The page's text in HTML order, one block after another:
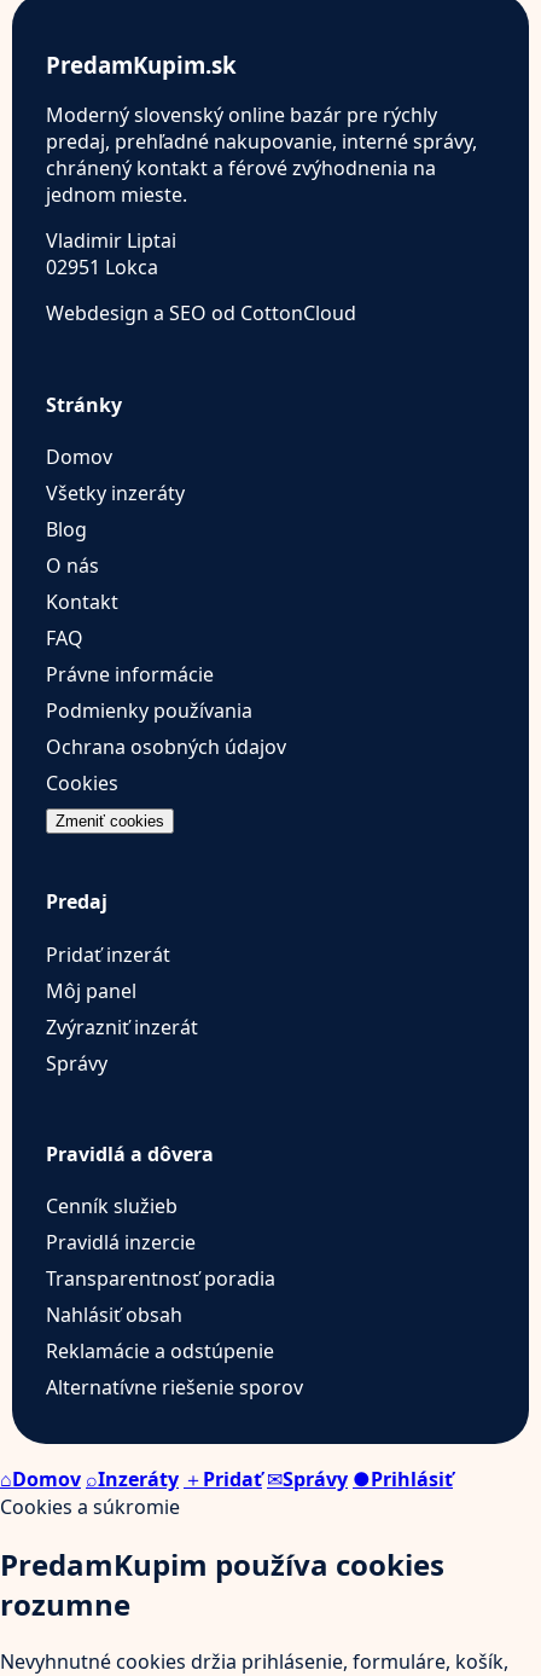
PredamKupim.sk
Moderný slovenský online bazár pre rýchly
predaj, prehľadné nakupovanie, interné správy,
chránený kontakt a férové zvýhodnenia na
jednom mieste.
Vladimir Liptai
02951 Lokca
Webdesign a SEO od CottonCloud
Stránky
Domov
Všetky inzeráty
Blog
O nás
Kontakt
FAQ
Právne informácie
Podmienky používania
Ochrana osobných údajov
Cookies
Zmeniť cookies
Predaj
Pridať inzerát
Môj panel
Zvýrazniť inzerát
Správy
Pravidlá a dôvera
Cenník služieb
Pravidlá inzercie
Transparentnosť poradia
Nahlásiť obsah
Reklamácie a odstúpenie
Alternatívne riešenie sporov
⌂Domov ⌕Inzeráty ＋Pridať ✉Správy ●Prihlásiť
Cookies a súkromie
PredamKupim používa cookies
rozumne
Nevyhnutné cookies držia prihlásenie, formuláre, košík,